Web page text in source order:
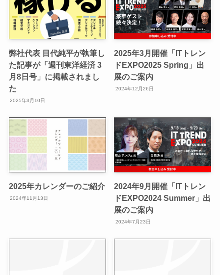
弊社代表 目代純平が執筆し
た記事が「週刊東洋経済 3
月8日号」に掲載されまし
た
2025年3月10日
2025年3月開催「ITトレン
ドEXPO2025 Spring」出
展のご案内
2024年12月26日
2025年カレンダーのご紹介
2024年11月13日
2024年9月開催「ITトレン
ドEXPO2024 Summer」出
展のご案内
2024年7月23日